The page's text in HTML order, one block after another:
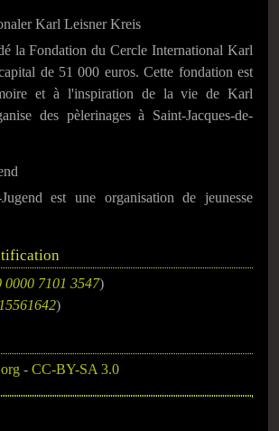
Karl Leisner Kreis
la Fondation du Cercle International Karl
de 51 000 euros. Cette fondation est
et à l'inspiration de la vie de Karl
des pèlerinages à Saint-Jacques-de-
est une organisation de jeunesse
0000 7101 3547)
15561642)
- CC-BY-SA 3.0